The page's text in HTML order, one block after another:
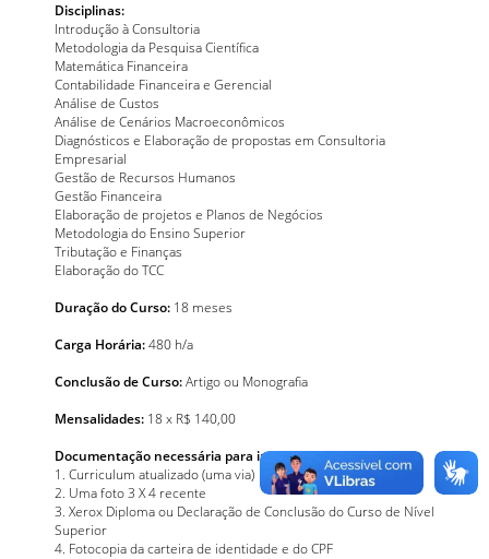
Disciplinas:
Introdução à Consultoria
Metodologia da Pesquisa Científica
Matemática Financeira
Contabilidade Financeira e Gerencial
Análise de Custos
Análise de Cenários Macroeconômicos
Diagnósticos e Elaboração de propostas em Consultoria
Empresarial
Gestão de Recursos Humanos
Gestão Financeira
Elaboração de projetos e Planos de Negócios
Metodologia do Ensino Superior
Tributação e Finanças
Elaboração do TCC
Duração do Curso: 18 meses
Carga Horária:480 h/a
Conclusão de Curso:Artigo ou Monografia
Mensalidades: 18 x R$ 140,00
Documentação necessária para inscrição:
1. Curriculum atualizado (uma via)
2. Uma foto 3 X 4 recente
3. Xerox Diploma ou Declaração de Conclusão do Curso de Nível
Superior
4. Fotocopia da carteira de identidade e do CPF